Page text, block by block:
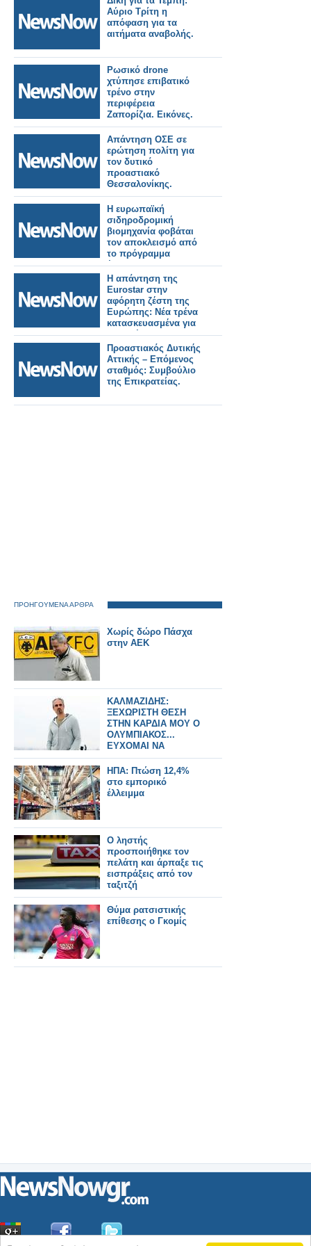
Αύριο Τρίτη η
απόφαση για τα
αιτήματα αναβολής.
Ρωσικό drone
χτύπησε επιβατικό
τρένο στην
περιφέρεια
Ζαπορίζια. Εικόνες.
Απάντηση ΟΣΕ σε
ερώτηση πολίτη για
τον δυτικό
προαστιακό
Θεσσαλονίκης.
Η ευρωπαϊκή
σιδηροδρομική
βιομηχανία φοβάται
τον αποκλεισμό από
το πρόγραμμα
έρευνας και
ανάπτυξης της ΕΕ
2028-34.
Η απάντηση της
Eurostar στην
αφόρητη ζέστη της
Ευρώπης: Νέα τρένα
κατασκευασμένα για
να αντέχουν σε
θερμοκρασίες 55°C.
Προαστιακός Δυτικής
Αττικής – Επόμενος
σταθμός: Συμβούλιο
της Επικρατείας.
ΠΡΟΗΓΟΥΜΕΝΑ ΑΡΘΡΑ
Χωρίς δώρο Πάσχα
στην ΑΕΚ
ΚΑΛΜΑΖΙΔΗΣ:
ΞΕΧΩΡΙΣΤΗ ΘΕΣΗ
ΣΤΗΝ ΚΑΡΔΙΑ ΜΟΥ Ο
ΟΛΥΜΠΙΑΚΟΣ...
ΕΥΧΟΜΑΙ ΝΑ
ΞΑΝΑΣΥΝΑΝΤΗΘΟΥΜΕ
ΗΠΑ: Πτώση 12,4%
στο εμπορικό
έλλειμμα
Ο ληστής
προσποιήθηκε τον
πελάτη και άρπαξε τις
εισπράξεις από τον
ταξιτζή
Θύμα ρατσιστικής
επίθεσης ο Γκομίς